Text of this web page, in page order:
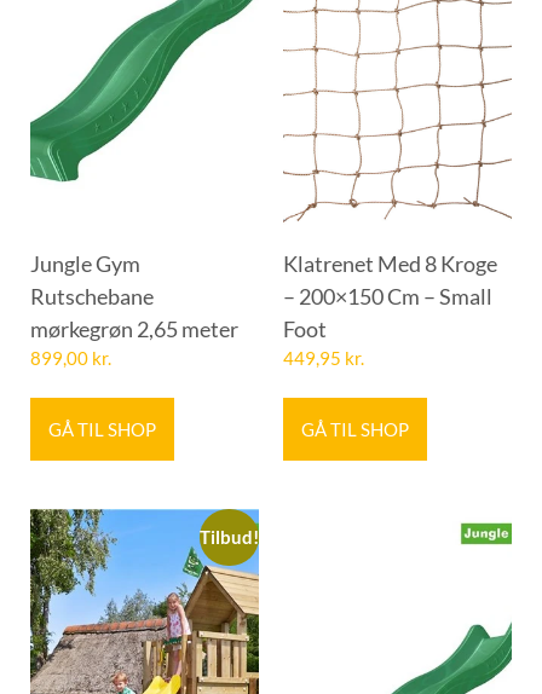
Jungle Gym
Rutschebane
mørkegrøn 2,65 meter
899,00 kr.
GÅ TIL SHOP
Klatrenet Med 8 Kroge
– 200×150 Cm – Small
Foot
449,95 kr.
GÅ TIL SHOP
Tilbud!